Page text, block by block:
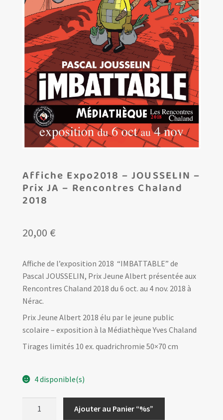
Les amis d’Yves Chaland
LUDIBD
Affiche Expo2018 – JOUSSELIN –
Prix JA – Rencontres Chaland
2018
20,00 €
Affiche de l’exposition 2018 “IMBATTABLE” de
Pascal JOUSSELIN, Prix Jeune Albert présentée aux
Rencontres Chaland 2018 du 6 oct. au 4 nov. 2018 à
Nérac.
Prix Jeune Albert 2018 élu par le jeune public
scolaire – exposition à la Médiathèque Yves Chaland
Tirages limités 10 ex. quadrichromie 50×70 cm
4 disponible(s)
Ajouter au Panier “%s”